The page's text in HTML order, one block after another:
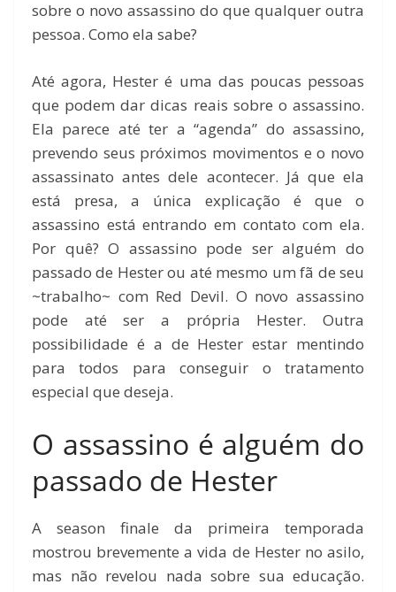
sobre o novo assassino do que qualquer outra
pessoa. Como ela sabe?
Até agora, Hester é uma das poucas pessoas
que podem dar dicas reais sobre o assassino.
Ela parece até ter a “agenda” do assassino,
prevendo seus próximos movimentos e o novo
assassinato antes dele acontecer. Já que ela
está presa, a única explicação é que o
assassino está entrando em contato com ela.
Por quê? O assassino pode ser alguém do
passado de Hester ou até mesmo um fã de seu
~trabalho~ com Red Devil. O novo assassino
pode até ser a própria Hester. Outra
possibilidade é a de Hester estar mentindo
para todos para conseguir o tratamento
especial que deseja.
O assassino é alguém do
passado de Hester
A season finale da primeira temporada
mostrou brevemente a vida de Hester no asilo,
mas não revelou nada sobre sua educação.